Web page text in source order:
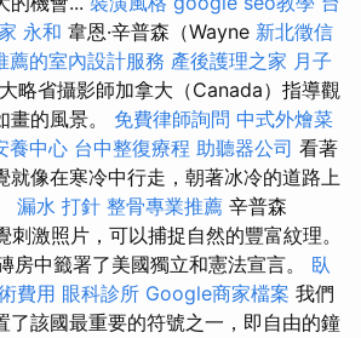
永和 韋恩·辛普森（Wayne 新北徵信
薦的室內設計服務 產後護理之家 月子
略省攝影師加拿大（Canada）指導觀
畫的風景。 免費律師詢問 中式外燴菜
養中心 台中整復療程 助聽器公司 看著
就像在寒冷中行走，朝著冰冷的道路上
漏水 打針 整骨專業推薦 辛普森
刺激照片，可以捕捉自然的豐富紋理。
房中籤署了美國獨立和憲法宣言。 臥
費用 眼科診所 Google商家檔案 我們
了該國最重要的符號之一，即自由的鐘